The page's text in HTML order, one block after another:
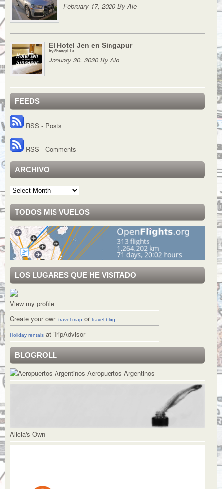
February 17, 2020 By Ale
El Hotel Jen en Singapur
by Shangri-La
January 20, 2020 By Ale
FEEDS
RSS - Posts
RSS - Comments
ARCHIVO
Archivo
TODOS MIS VUELOS
LOS LUGARES QUE HE VISITADO
View my profile
Create your own travel map or travel blog
Holiday rentals at TripAdvisor
BLOGROLL
Aeropuertos Argentinos
Alicia's Own